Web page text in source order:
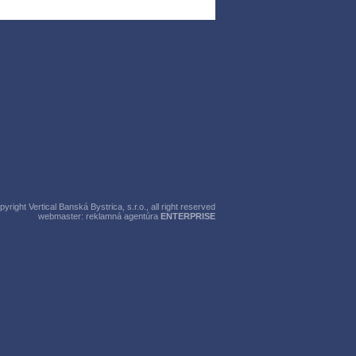
Vertical Banská Bystrica, s.r.o., all right reserved
webmaster: reklamná agentúra ENTERPRISE